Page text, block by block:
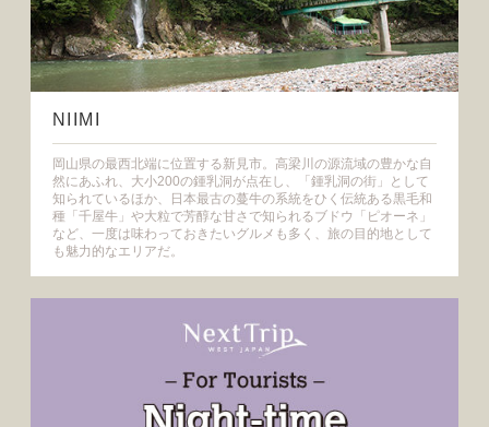
NIIMI
岡山県の最西北端に位置する新見市。高梁川の源流域の豊かな自
然にあふれ、大小200の鍾乳洞が点在し、「鍾乳洞の街」として
知られているほか、日本最古の蔓牛の系統をひく伝統ある黒毛和
種「千屋牛」や大粒で芳醇な甘さで知られるブドウ「ピオーネ」
など、一度は味わっておきたいグルメも多く、旅の目的地として
も魅力的なエリアだ。